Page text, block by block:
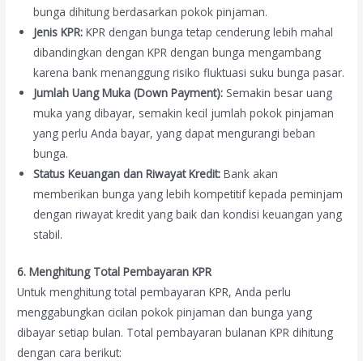
bunga dihitung berdasarkan pokok pinjaman.
Jenis KPR: KPR dengan bunga tetap cenderung lebih mahal
dibandingkan dengan KPR dengan bunga mengambang
karena bank menanggung risiko fluktuasi suku bunga pasar.
Jumlah Uang Muka (Down Payment): Semakin besar uang
muka yang dibayar, semakin kecil jumlah pokok pinjaman
yang perlu Anda bayar, yang dapat mengurangi beban
bunga.
Status Keuangan dan Riwayat Kredit: Bank akan
memberikan bunga yang lebih kompetitif kepada peminjam
dengan riwayat kredit yang baik dan kondisi keuangan yang
stabil.
6. Menghitung Total Pembayaran KPR
Untuk menghitung total pembayaran KPR, Anda perlu
menggabungkan cicilan pokok pinjaman dan bunga yang
dibayar setiap bulan. Total pembayaran bulanan KPR dihitung
dengan cara berikut: